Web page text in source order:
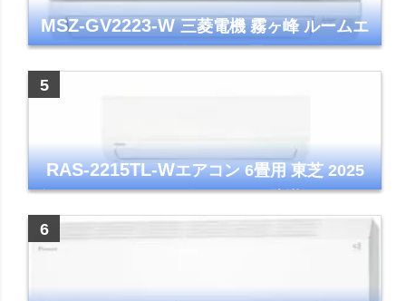
MSZ-GV2223-W三菱電機 霧ヶ峰 ルームエ
アコン GVシリーズ おもに6畳用 ピュアホワ
RAS-2215TL-Wエアコン 6畳用 東芝 2025
年モデル TLシリーズ ホワイト 壁掛け クーラ
ー コンパクト 清潔